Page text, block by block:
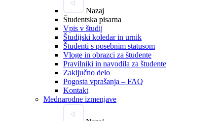
Nazaj
Študentska pisarna
Vpis v študij
Študijski koledar in urnik
Študenti s posebnim statusom
Vloge in obrazci za študente
Pravilniki in navodila za študente
Zaključno delo
Pogosta vprašanja – FAQ
Kontakt
Mednarodne izmenjave